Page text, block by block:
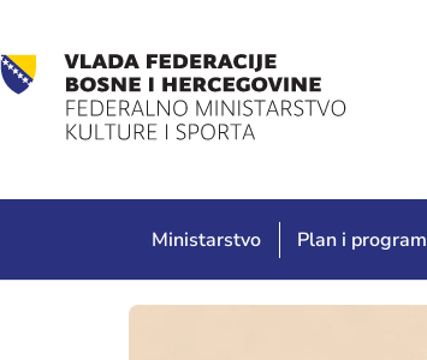
Ministarstvo Plan i program